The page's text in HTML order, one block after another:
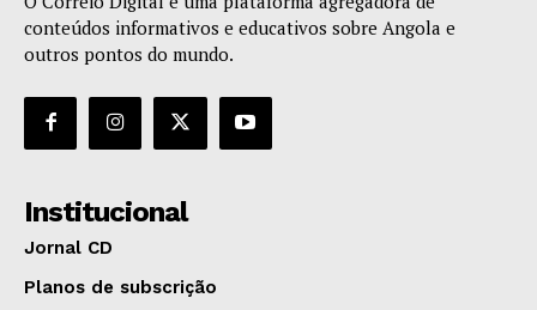
conteúdos informativos e educativos sobre Angola e
outros pontos do mundo.
Institucional
Jornal CD
Planos de subscrição